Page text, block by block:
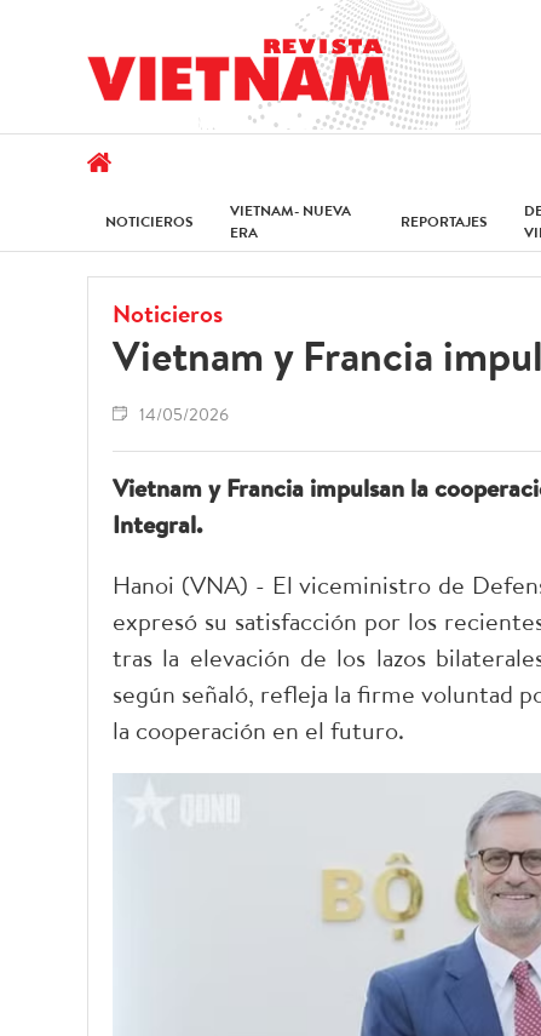
NOTICIEROS
VIETNAM- NUEVA
ERA
REPORTAJES
Noticieros
Vietnam y Francia
14/05/2026
Vietnam y Francia impulsan la
Integral.
Hanoi (VNA) - El viceministro de
expresó su satisfacción por los
tras la elevación de los lazos
según señaló, refleja la firme voluntad
la cooperación en el futuro.